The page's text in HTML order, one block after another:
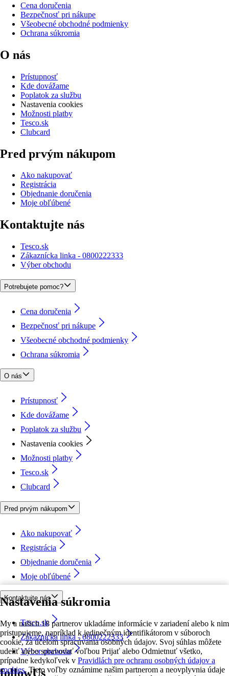
Nastavenia súkromia
My a našich 18 partnerov ukladáme informácie v zariadení alebo k nim
pristupujeme, napríklad k jedinečným identifikátorom v súboroch
cookie, za účelom spracúvania osobných údajov. Svoj súhlas môžete
udeliť alebo spravovať voľbou Prijať alebo Odmietnuť všetko,
prípadne kedykoľvek v Pravidlách pre ochranu osobných údajov a
cookies. Tieto voľby oznámime našim partnerom a neovplyvnia údaje
Cena doručenia
Bezpečnosť pri nákupe
Všeobecné obchodné podmienky
Ochrana súkromia
O nás
Prístupnosť
Kde dovážame
Poplatok za službu
Nastavenia cookies
Možnosti platby
Tesco.sk
Clubcard
Pred prvým nákupom
Ako nakupovať
Registrácia
Objednanie doručenia
Moje obľúbené
Kontaktujte nás
Tesco.sk
Zákaznícka linka - 0800222333
Výber obchodu
Potrebujete pomoc?
Cena doručenia
Bezpečnosť pri nákupe
Všeobecné obchodné podmienky
Ochrana súkromia
O nás
Prístupnosť
Kde dovážame
Poplatok za službu
Nastavenia cookies
Možnosti platby
Tesco.sk
Clubcard
Pred prvým nákupom
Ako nakupovať
Registrácia
Objednanie doručenia
Moje obľúbené
Kontaktujte nás
Tesco.sk
Zákaznícka linka - 0800222333
Výber obchodu
followUs